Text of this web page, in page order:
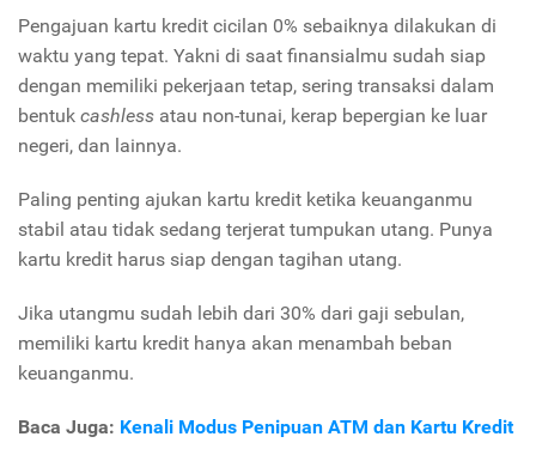
Pengajuan kartu kredit cicilan 0% sebaiknya dilakukan di
waktu yang tepat. Yakni di saat finansialmu sudah siap
dengan memiliki pekerjaan tetap, sering transaksi dalam
bentuk cashless atau non-tunai, kerap bepergian ke luar
negeri, dan lainnya.
Paling penting ajukan kartu kredit ketika keuanganmu
stabil atau tidak sedang terjerat tumpukan utang. Punya
kartu kredit harus siap dengan tagihan utang.
Jika utangmu sudah lebih dari 30% dari gaji sebulan,
memiliki kartu kredit hanya akan menambah beban
keuanganmu.
Baca Juga: Kenali Modus Penipuan ATM dan Kartu Kredit